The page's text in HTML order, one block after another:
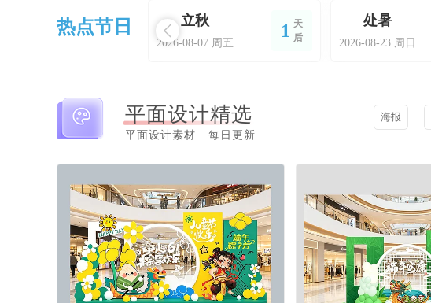
热点节日 立秋
2026-08-07 周五
1 天
后
处暑
2026-08-23 周日
平面设计精选
平面设计素材 · 每日更新
海报